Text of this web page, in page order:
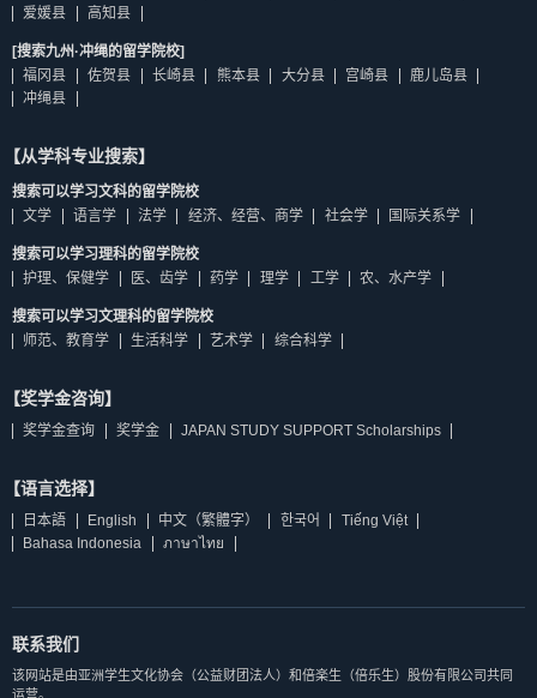
爱媛县
高知县
[搜索九州·冲绳的留学院校]
福冈县
佐贺县 长崎县 熊本县 大分县 宫崎县
鹿儿岛县
冲绳县
【从学科专业搜索】
搜索可以学习文科的留学院校
文学
语言学 法学 经济、经营、商学 社会学 国际关系学
搜索可以学习理科的留学院校
护理、保健学
医、齿学 药学 理学 工学 农、水产学
搜索可以学习文理科的留学院校
师范、教育学
生活科学 艺术学 综合科学
【奖学金咨询】
奖学金查询 奖学金 JAPAN STUDY SUPPORT Scholarships
【语言选择】
日本語 English 中文（繁體字） 한국어
Tiếng Việt
Bahasa Indonesia
ภาษาไทย
联系我们
该网站是由亚洲学生文化协会（公益财团法人）和倍楽生（倍乐生）股份有限公司共同
运营。